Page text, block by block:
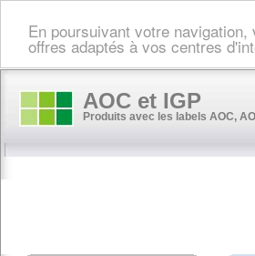
En poursuivant votre
offres adaptés à vos centres
AOC et IGP
Produits avec les labels AOC,